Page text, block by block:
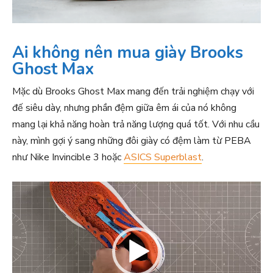
Ai không nên mua giày Brooks
Ghost Max
Mặc dù Brooks Ghost Max mang đến trải nghiệm chạy với
đế siêu dày, nhưng phần đệm giữa êm ái của nó không
mang lại khả năng hoàn trả năng lượng quá tốt. Với nhu cầu
này, mình gợi ý sang những đôi giày có đệm làm từ PEBA
như Nike Invincible 3 hoặcASICS Superblast.
T
r
ì
n
h